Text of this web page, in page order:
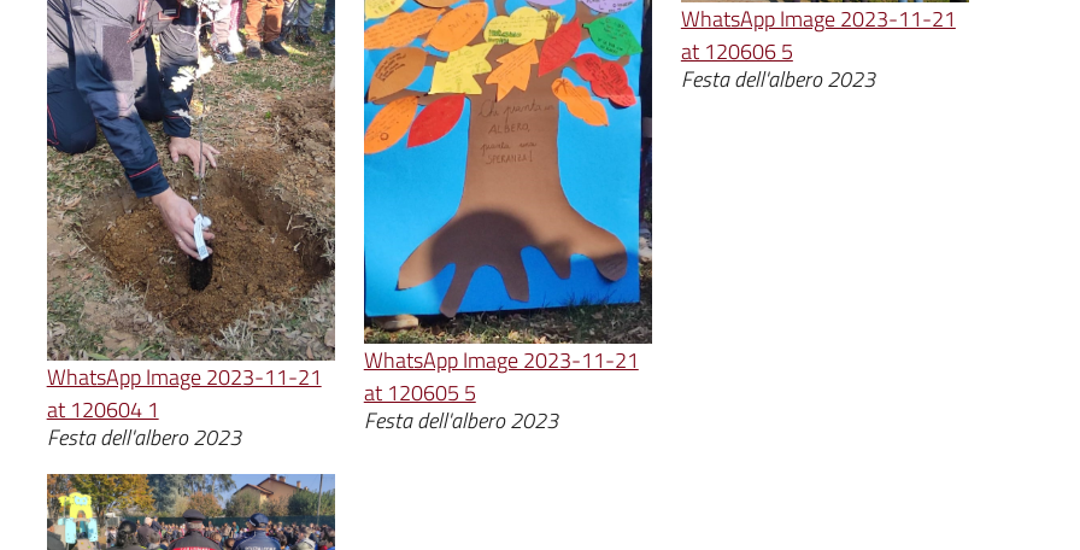
WhatsApp Image 2023-11-21
at 120604 1
Festa dell'albero 2023
WhatsApp Image 2023-11-21
at 120605 5
Festa dell'albero 2023
WhatsApp Image 2023-11-21
at 120606 5
Festa dell'albero 2023